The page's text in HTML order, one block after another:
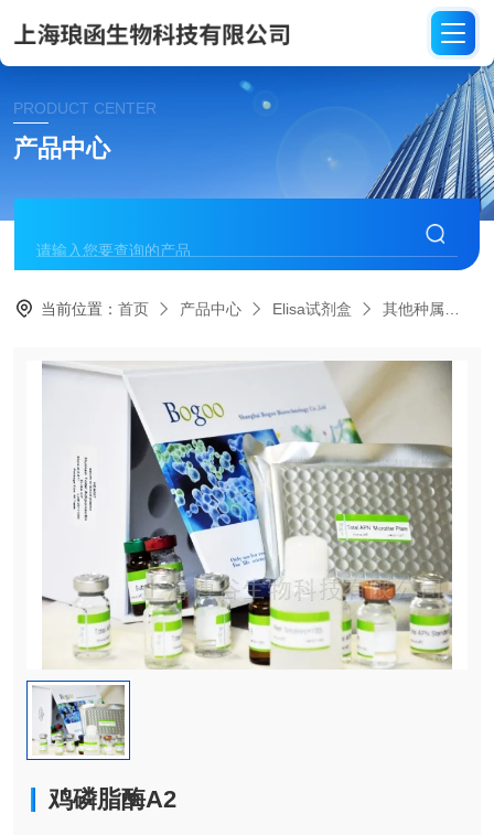
PRODUCT CENTER
产品中心
当前位置：首页 产品中心 Elisa试剂盒 其他种属
鸡磷脂酶A2